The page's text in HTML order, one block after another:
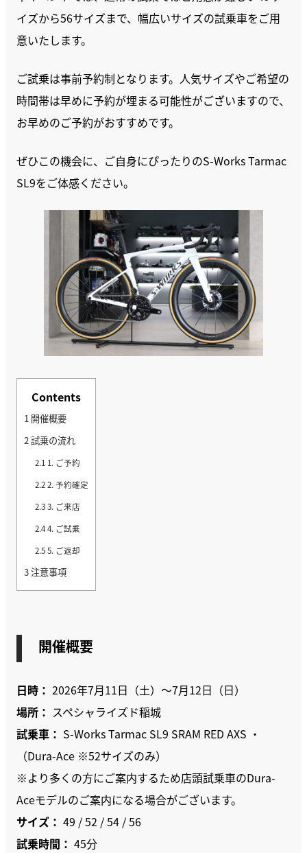
イズから56サイズまで、幅広いサイズの試乗車をご用
意いたします。
ご試乗は事前予約制となります。人気サイズやご希望の
時間帯は早めに予約が埋まる可能性がございますので、
お早めのご予約がおすすめです。
ぜひこの機会に、ご自身にぴったりのS-Works Tarmac
SL9をご体感ください。
Contents
1 開催概要
2試乗の流れ
2.1 1. ご予約
2.22. 予約確定
2.33. ご来店
2.44. ご試乗
2.55. ご返却
3注意事項
開催概要
日時： 2026年7月11日（土）～7月12日（日）
場所： スペシャライズド稲城
試乗車： S-Works Tarmac SL9 SRAM RED AXS ・
（Dura-Ace ※52サイズのみ）
※より多くの方にご案内するため店頭試乗車のDura-
Aceモデルのご案内になる場合がございます。
サイズ： 49 / 52 / 54 / 56
試乗時間： 45分